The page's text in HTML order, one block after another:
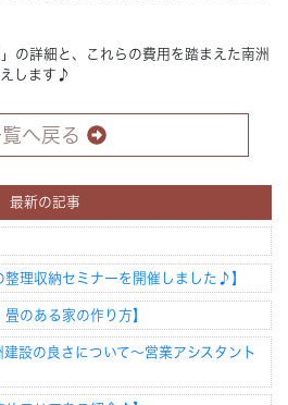
の詳細と、これらの費用を踏まえた南洲
します♪
へ戻る
最新の記事
整理収納セミナーを開催しました♪】
のある家の作り方】
建設の良さについて～営業アシスタント